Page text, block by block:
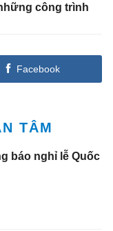
công trình
Facebook
TÂM
báo nghỉ lễ Quốc